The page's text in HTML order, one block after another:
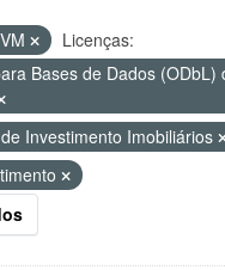
Licenças:
Bases de Dados (ODbL)
Investimento Imobiliários